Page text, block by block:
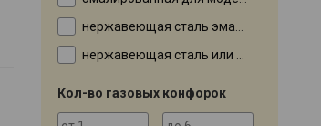
нержавеющая сталь эмалированная в моделях с индексом WH
нержавеющая сталь или эмаль, в зависимости от модификации
Кол-во газовых конфорок